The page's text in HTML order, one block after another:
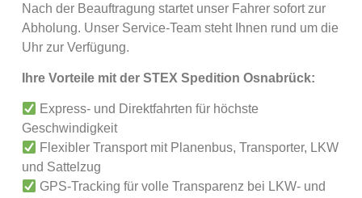
Nach der Beauftragung startet unser Fahrer sofort zur
Abholung. Unser Service-Team steht Ihnen rund um die
Uhr zur Verfügung.
Ihre Vorteile mit der STEX Spedition Osnabrück:
Express- und Direktfahrten für höchste
Geschwindigkeit
Flexibler Transport mit Planenbus, Transporter, LKW
und Sattelzug
GPS-Tracking für volle Transparenz bei LKW- und